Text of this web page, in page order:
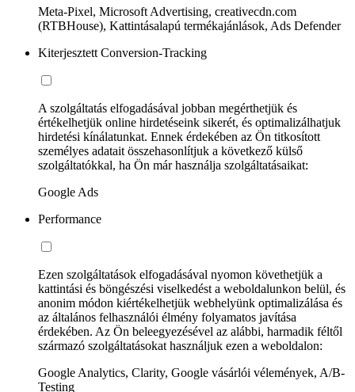
Meta-Pixel, Microsoft Advertising, creativecdn.com
(RTBHouse), Kattintásalapú termékajánlások, Ads Defender
Kiterjesztett Conversion-Tracking
A szolgáltatás elfogadásával jobban megérthetjük és
értékelhetjük online hirdetéseink sikerét, és optimalizálhatjuk
hirdetési kínálatunkat. Ennek érdekében az Ön titkosított
személyes adatait összehasonlítjuk a következő külső
szolgáltatókkal, ha Ön már használja szolgáltatásaikat:
Google Ads
Performance
Ezen szolgáltatások elfogadásával nyomon követhetjük a
kattintási és böngészési viselkedést a weboldalunkon belül, és
anonim módon kiértékelhetjük webhelyünk optimalizálása és
az általános felhasználói élmény folyamatos javítása
érdekében. Az Ön beleegyezésével az alábbi, harmadik féltől
származó szolgáltatásokat használjuk ezen a weboldalon:
Google Analytics, Clarity, Google vásárlói vélemények, A/B-
Testing